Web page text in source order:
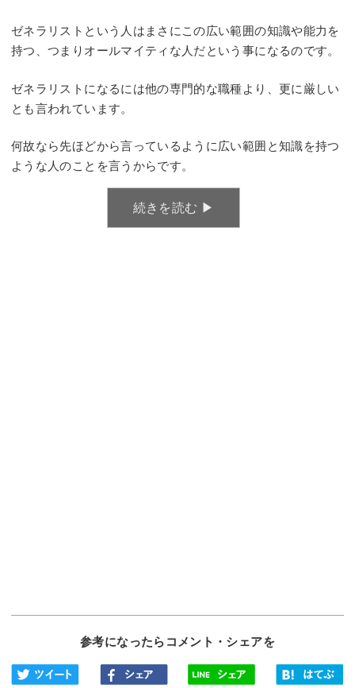
ゼネラリストという人はまさにこの広い範囲の知識や能力を
持つ、つまりオールマイティな人だという事になるのです。
ゼネラリストになるには他の専門的な職種より、更に厳しい
とも言われています。
何故なら先ほどから言っているように広い範囲と知識を持つ
ような人のことを言うからです。
続きを読む ▶︎
参考になったらコメント・シェアを